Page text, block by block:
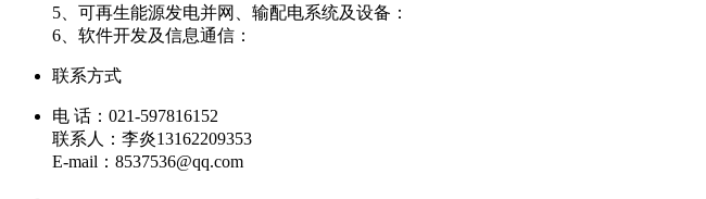
5、可再生能源发电并网、输配电系统及设备：
6、软件开发及信息通信：
联系方式
电 话：021-597816152
联系人：李炎13162209353
E-mail：8537536@qq.com